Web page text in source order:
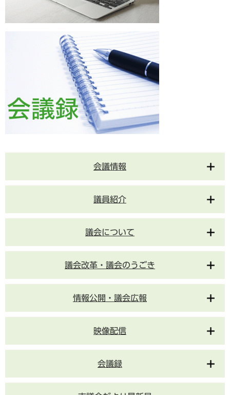
会議情報
議員紹介
議会について
議会改革・議会のうごき
情報公開・議会広報
映像配信
会議録